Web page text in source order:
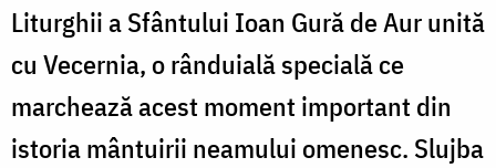
Liturghii a Sfântului Ioan Gură de Aur unită
cu Vecernia, o rânduială specială ce
marchează acest moment important din
istoria mântuirii neamului omenesc. Slujba